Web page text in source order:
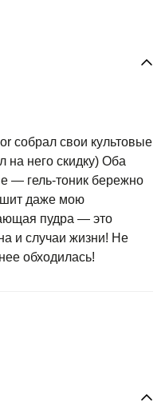
собрал свои культовые
на него скидку) Оба
— гель-тоник бережно
даже мою
пудра — это
и случаи жизни! Не
обходилась!